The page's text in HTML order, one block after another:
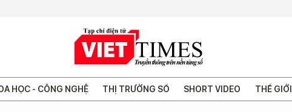
HỌC - CÔNG NGHỆ THỊ TRƯỜNG SỐ SHORT VIDEO THẾ GIỚI